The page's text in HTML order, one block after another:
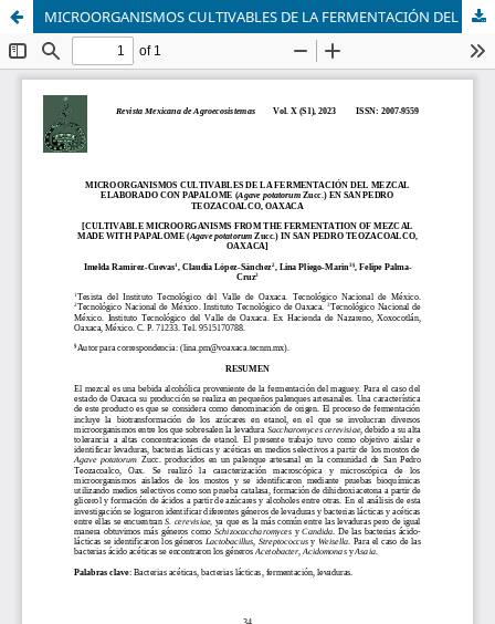
MICROORGANISMOS CULTIVABLES DE LA FERMENTACIÓN DEL MEZCAL ELABORADO CON PAPALOME (Agave potatorum Zucc.) EN SAN PEDRO TEOZACOALCO, OAXAC